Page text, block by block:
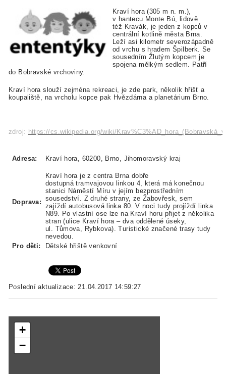
Kraví hora (305 m n. m.),
v hantecu Monte Bú, lidově
též Kravák, je jeden z kopců v
centrální kotlině města Brna.
Leží asi kilometr severozápadně
od vrchu s hradem Špilberk. Se
sousedním Žlutým kopcem je
spojena mělkým sedlem. Patří
do Bobravské vrchoviny.
Kraví hora slouží zejména rekreaci, je zde park, několik hřišť a
koupaliště, na vrcholu kopce pak Hvězdárna a planetárium Brno.
zdroj: https://cs.wikipedia.org/wiki/
Adresa: Kraví hora, 60200, Brno, Jihomoravský kraj
Doprava:
Kraví hora je z centra Brna dobře
dostupná tramvajovou linkou 4, která má konečnou
stanici Náměstí Míru v jejím bezprostředním
sousedství. Z druhé strany, ze Žabovřesk, sem
zajíždí autobusová linka 80. V noci tudy projíždí linka
N89. Po vlastní ose lze na Kraví horu přijet z několika
stran (ulice Kraví hora – dva oddělené úseky,
ul. Tůmova, Rybkova). Turistické značené trasy tudy
nevedou.
Pro děti:
Dětské hřiště venkovní
Poslední aktualizace: 21.04.2017 14:59:27
+
−